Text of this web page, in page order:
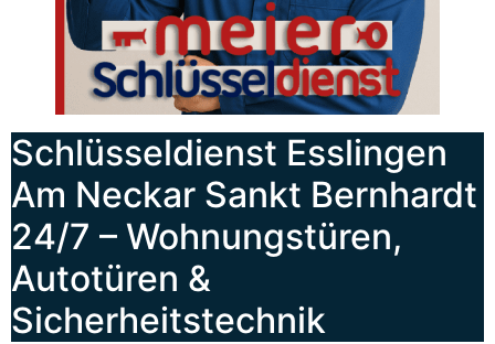
Schlüsseldienst Esslingen
Am Neckar Sankt Bernhardt
24/7 – Wohnungstüren,
Autotüren &
Sicherheitstechnik